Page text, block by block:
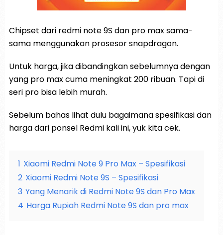
Chipset dari redmi note 9S dan pro max sama-
sama menggunakan prosesor snapdragon.
Untuk harga, jika dibandingkan sebelumnya dengan
yang pro max cuma meningkat 200 ribuan. Tapi di
seri pro bisa lebih murah.
Sebelum bahas lihat dulu bagaimana spesifikasi dan
harga dari ponsel Redmi kali ini, yuk kita cek.
1 Xiaomi Redmi Note 9 Pro Max – Spesifikasi
2 Xiaomi Redmi Note 9S – Spesifikasi
3 Yang Menarik di Redmi Note 9S dan Pro Max
4 Harga Rupiah Redmi Note 9S dan pro max